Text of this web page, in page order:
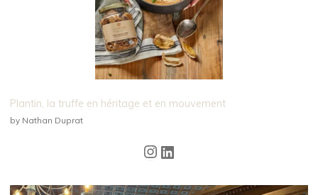
Plantin, la truffe en héritage et en mouvement
by Nathan Duprat
Instagram
LinkedIn